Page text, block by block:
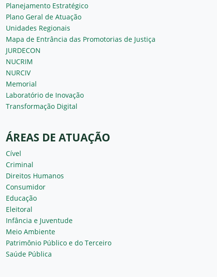
Planejamento Estratégico
Plano Geral de Atuação
Unidades Regionais
Mapa de Entrância das Promotorias de Justiça
JURDECON
NUCRIM
NURCIV
Memorial
Laboratório de Inovação
Transformação Digital
ÁREAS DE ATUAÇÃO
Cível
Criminal
Direitos Humanos
Consumidor
Educação
Eleitoral
Infância e Juventude
Meio Ambiente
Patrimônio Público e do Terceiro
Saúde Pública